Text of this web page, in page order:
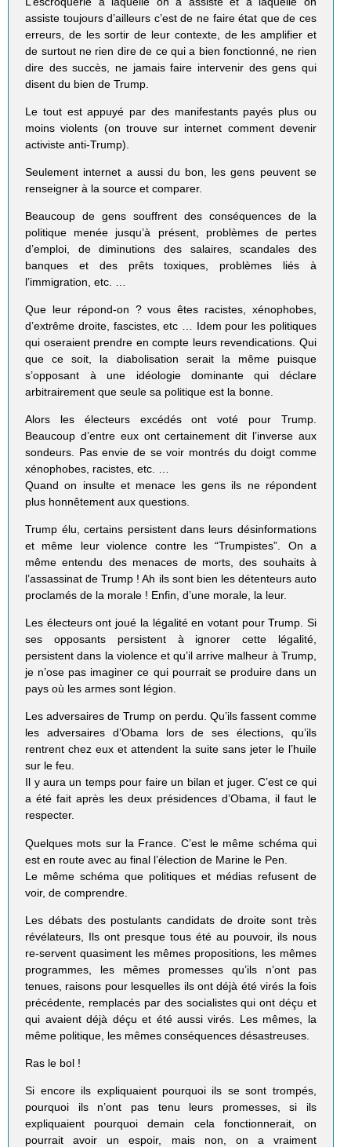
assiste toujours d’ailleurs c’est de ne faire état que de ces
erreurs, de les sortir de leur contexte, de les amplifier et
de surtout ne rien dire de ce qui a bien fonctionné, ne rien
dire des succès, ne jamais faire intervenir des gens qui
disent du bien de Trump.
Le tout est appuyé par des manifestants payés plus ou
moins violents (on trouve sur internet comment devenir
activiste anti-Trump).
Seulement internet a aussi du bon, les gens peuvent se
renseigner à la source et comparer.
Beaucoup de gens souffrent des conséquences de la
politique menée jusqu’à présent, problèmes de pertes
d’emploi, de diminutions des salaires, scandales des
banques et des prêts toxiques, problèmes liés à
l’immigration, etc. …
Que leur répond-on ? vous êtes racistes, xénophobes,
d’extrême droite, fascistes, etc … Idem pour les politiques
qui oseraient prendre en compte leurs revendications. Qui
que ce soit, la diabolisation serait la même puisque
s’opposant à une idéologie dominante qui déclare
arbitrairement que seule sa politique est la bonne.
Alors les électeurs excédés ont voté pour Trump.
Beaucoup d’entre eux ont certainement dit l’inverse aux
sondeurs. Pas envie de se voir montrés du doigt comme
xénophobes, racistes, etc. …
Quand on insulte et menace les gens ils ne répondent
plus honnêtement aux questions.
Trump élu, certains persistent dans leurs désinformations
et même leur violence contre les “Trumpistes”. On a
même entendu des menaces de morts, des souhaits à
l’assassinat de Trump ! Ah ils sont bien les détenteurs auto
proclamés de la morale ! Enfin, d’une morale, la leur.
Les électeurs ont joué la légalité en votant pour Trump. Si
ses opposants persistent à ignorer cette légalité,
persistent dans la violence et qu’il arrive malheur à Trump,
je n’ose pas imaginer ce qui pourrait se produire dans un
pays où les armes sont légion.
Les adversaires de Trump on perdu. Qu’ils fassent comme
les adversaires d’Obama lors de ses élections, qu’ils
rentrent chez eux et attendent la suite sans jeter le l’huile
sur le feu.
Il y aura un temps pour faire un bilan et juger. C’est ce qui
a été fait après les deux présidences d’Obama, il faut le
respecter.
Quelques mots sur la France. C’est le même schéma qui
est en route avec au final l’élection de Marine le Pen.
Le même schéma que politiques et médias refusent de
voir, de comprendre.
Les débats des postulants candidats de droite sont très
révélateurs, Ils ont presque tous été au pouvoir, ils nous
re-servent quasiment les mêmes propositions, les mêmes
programmes, les mêmes promesses qu’ils n’ont pas
tenues, raisons pour lesquelles ils ont déjà été virés la fois
précédente, remplacés par des socialistes qui ont déçu et
qui avaient déjà déçu et été aussi virés. Les mêmes, la
même politique, les mêmes conséquences désastreuses.
Ras le bol !
Si encore ils expliquaient pourquoi ils se sont trompés,
pourquoi ils n’ont pas tenu leurs promesses, si ils
expliquaient pourquoi demain cela fonctionnerait, on
pourrait avoir un espoir, mais non, on a vraiment